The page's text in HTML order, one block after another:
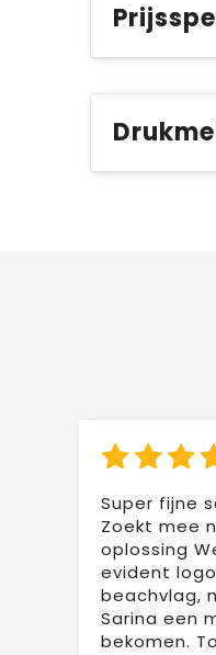
Super fijne
Zoekt mee
oplossing
evident
beachvlag,
Sarina een
bekomen.